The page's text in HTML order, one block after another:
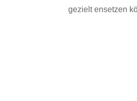
gezielt ensetzen